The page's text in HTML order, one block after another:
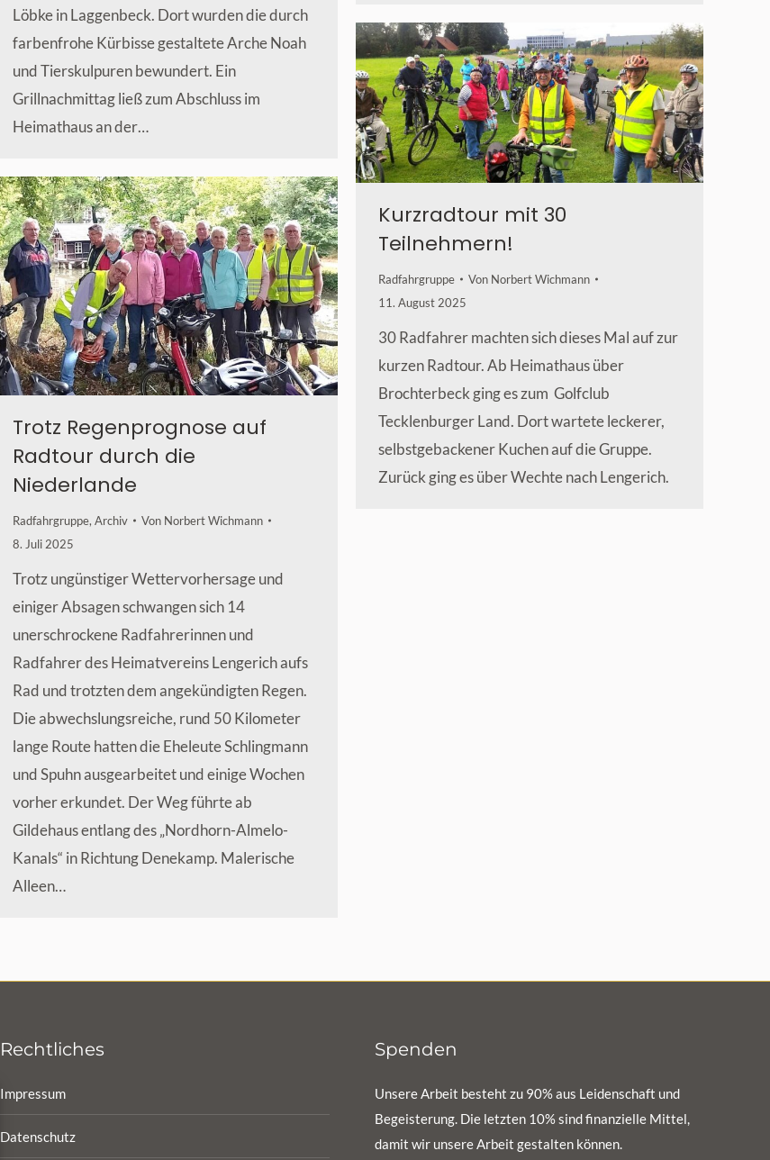
Löbke in Laggenbeck. Dort wurden die durch
farbenfrohe Kürbisse gestaltete Arche Noah
und Tierskulpuren bewundert. Ein
Grillnachmittag ließ zum Abschluss im
Heimathaus an der…
Kurzradtour mit 30
Teilnehmern!
Radfahrgruppe Von Norbert Wichmann
11. August 2025
30 Radfahrer machten sich dieses Mal auf zur
kurzen Radtour. Ab Heimathaus über
Brochterbeck ging es zum Golfclub
Tecklenburger Land. Dort wartete leckerer,
selbstgebackener Kuchen auf die Gruppe.
Zurück ging es über Wechte nach Lengerich.
Trotz Regenprognose auf
Radtour durch die
Niederlande
Radfahrgruppe, Archiv Von Norbert Wichmann
8. Juli 2025
Trotz ungünstiger Wettervorhersage und
einiger Absagen schwangen sich 14
unerschrockene Radfahrerinnen und
Radfahrer des Heimatvereins Lengerich aufs
Rad und trotzten dem angekündigten Regen.
Die abwechslungsreiche, rund 50 Kilometer
lange Route hatten die Eheleute Schlingmann
und Spuhn ausgearbeitet und einige Wochen
vorher erkundet. Der Weg führte ab
Gildehaus entlang des „Nordhorn-Almelo-
Kanals“ in Richtung Denekamp. Malerische
Alleen…
Rechtliches
Impressum
Datenschutz
Spenden
Unsere Arbeit besteht zu 90% aus Leidenschaft und
Begeisterung. Die letzten 10% sind finanzielle Mittel,
damit wir unsere Arbeit gestalten können.